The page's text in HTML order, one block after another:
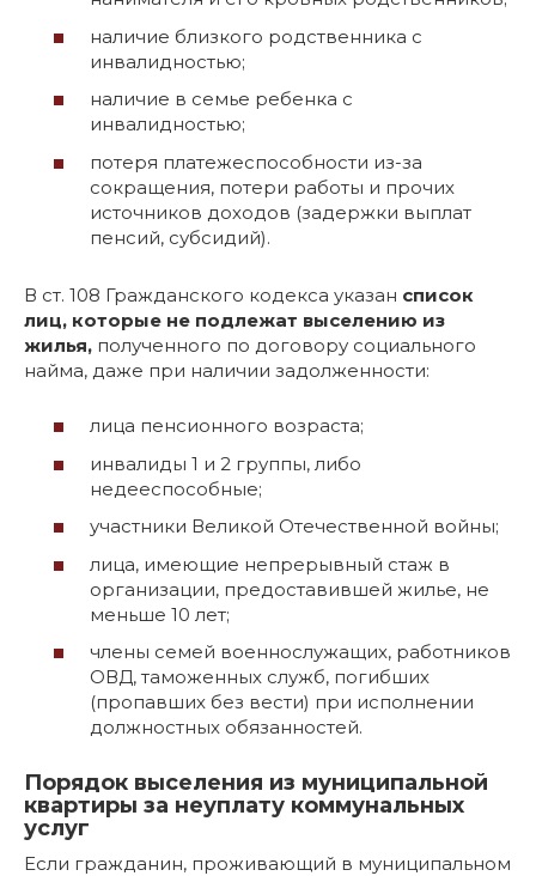
наличие близкого родственника с
инвалидностью;
наличие в семье ребенка с
инвалидностью;
потеря платежеспособности из-за
сокращения, потери работы и прочих
источников доходов (задержки выплат
пенсий, субсидий).
В ст. 108 Гражданского кодекса указан список
лиц, которые не подлежат выселению из
жилья, полученного по договору социального
найма, даже при наличии задолженности:
лица пенсионного возраста;
инвалиды 1 и 2 группы, либо
недееспособные;
участники Великой Отечественной войны;
лица, имеющие непрерывный стаж в
организации, предоставившей жилье, не
меньше 10 лет;
члены семей военнослужащих, работников
ОВД, таможенных служб, погибших
(пропавших без вести) при исполнении
должностных обязанностей.
Порядок выселения из муниципальной
квартиры за неуплату коммунальных
услуг
Если гражданин, проживающий в муниципальном